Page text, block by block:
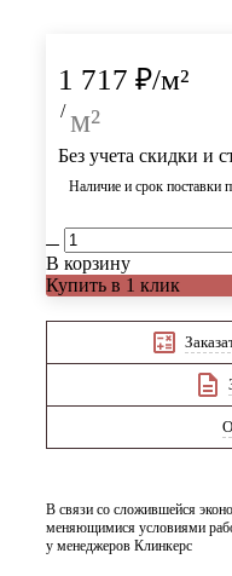
1 717 ₽/м²
/ м²
Без учета скидки и
Наличие и срок поставки
В корзину
Купить в 1 клик
В связи со сложившейся
меняющимися условиями
у менеджеров Клинкерс